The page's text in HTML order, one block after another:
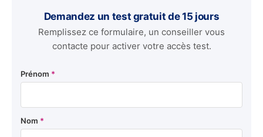
Demandez un test gratuit de 15 jours
Remplissez ce formulaire, un conseiller vous
contacte pour activer votre accès test.
Prénom *
Nom *